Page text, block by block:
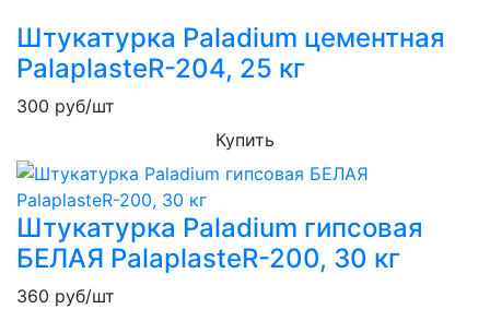
Штукатурка Paladium цементная
PalaplasteR-204, 25 кг
300 руб/шт
Купить
Штукатурка Paladium гипсовая
БЕЛАЯ PalaplasteR-200, 30 кг
360 руб/шт